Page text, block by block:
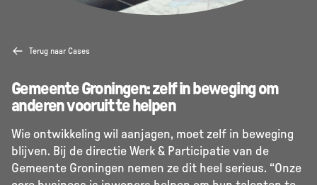
Terug naar Cases
Gemeente Groningen: zelf in beweging om
anderen vooruit te helpen
Wie ontwikkeling wil aanjagen, moet zelf in beweging
blijven. Bij de directie Werk & Participatie van de
Gemeente Groningen nemen ze dit heel serieus. “Onze